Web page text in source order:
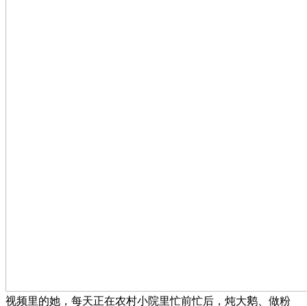
视频里的她，每天正在农村小院里忙前忙后，炖大鹅、做粉